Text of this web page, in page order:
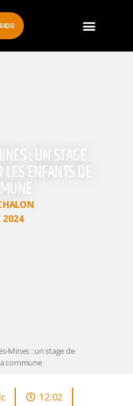
: UN STAGE
ENFANTS DE
2024
Mines : un stage de
commune
12:02